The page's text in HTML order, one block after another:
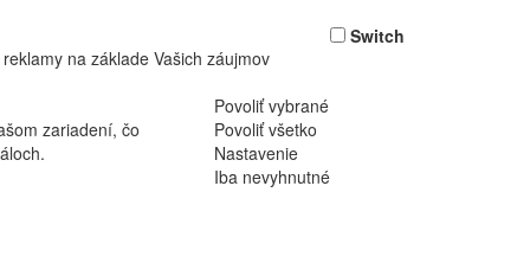
na základe Vašich záujmov
Switch
Povoliť vybrané
zariadení, čo
Povoliť všetko
Nastavenie
Iba nevyhnutné